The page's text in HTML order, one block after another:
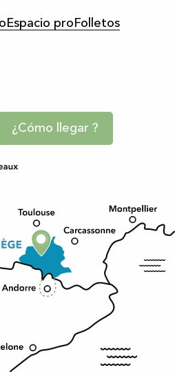
Espacio pro Folletos
¿Cómo llegar ?